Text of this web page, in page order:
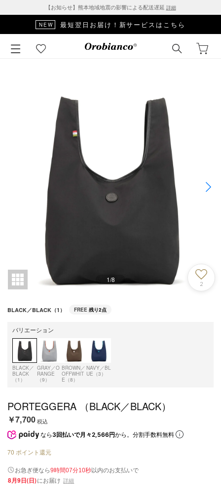
【お知らせ】熊本地域地震の影響による配送遅延 詳細
NEW 最短翌日お届け！新サービスはこちら
1/8
2
BLACK／BLACK（1） FREE 残り2点
バリエーション
BLACK／
BLACK
（1）
GRAY／O
RANGE
（9）
BROWN／
OFFWHIT
E（8）
NAVY／BL
UE（3）
PORTEGGERA （BLACK／BLACK）
￥7,700税込
なら 3回払いで月々2,566円から。分割手数料無料
70 ポイント還元
お急ぎ便なら9時間07分10秒以内のお支払いで
8月9日(日)にお届け 詳細